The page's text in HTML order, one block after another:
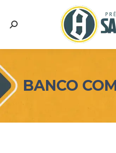
Search:
BANCO